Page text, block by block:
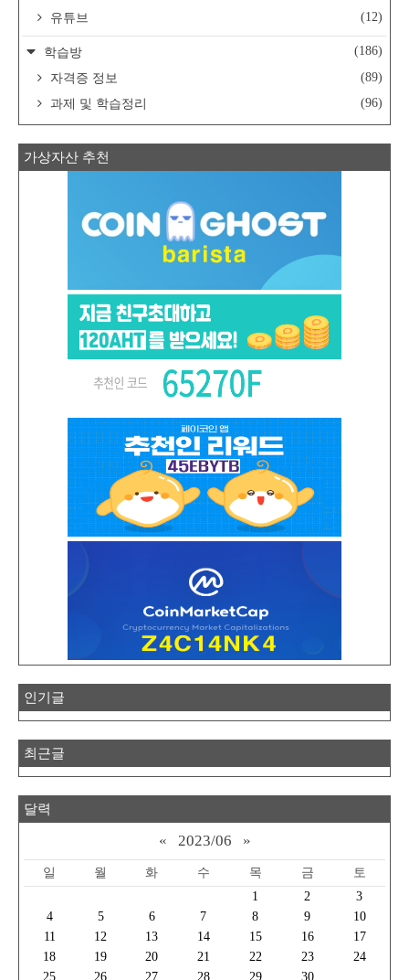
유튜브
(12)
학습방
(186)
자격증 정보
(89)
과제 및 학습정리
(96)
가상자산 추천
인기글
최근글
달력
« 2023/06 »
일 월 화 수 목 금
토
1
2
3
4
5 6 7 8 9
10
11
12 13 14 15 16
17
18
19 20 21 22 23
24
25
26 27 28 29 30